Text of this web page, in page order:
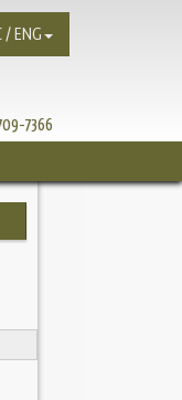
7366
/ ENG